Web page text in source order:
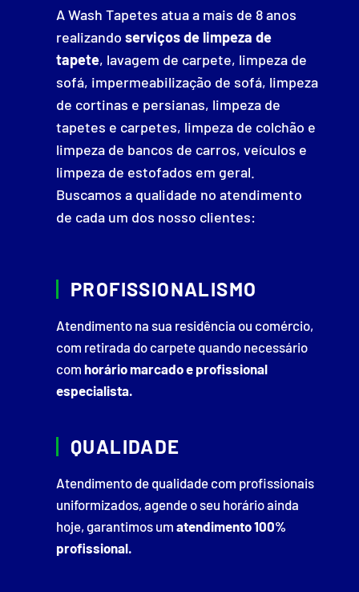
A Wash Tapetes atua a mais de 8 anos
realizando serviços de limpeza de
tapete, lavagem de carpete, limpeza de
sofá, impermeabilização de sofá, limpeza
de cortinas e persianas, limpeza de
tapetes e carpetes, limpeza de colchão e
limpeza de bancos de carros, veículos e
limpeza de estofados em geral.
Buscamos a qualidade no atendimento
de cada um dos nosso clientes:
PROFISSIONALISMO
Atendimento na sua residência ou comércio,
com retirada do carpete quando necessário
com horário marcado e profissional
especialista.
QUALIDADE
Atendimento de qualidade com profissionais
uniformizados, agende o seu horário ainda
hoje, garantimos um atendimento 100%
profissional.